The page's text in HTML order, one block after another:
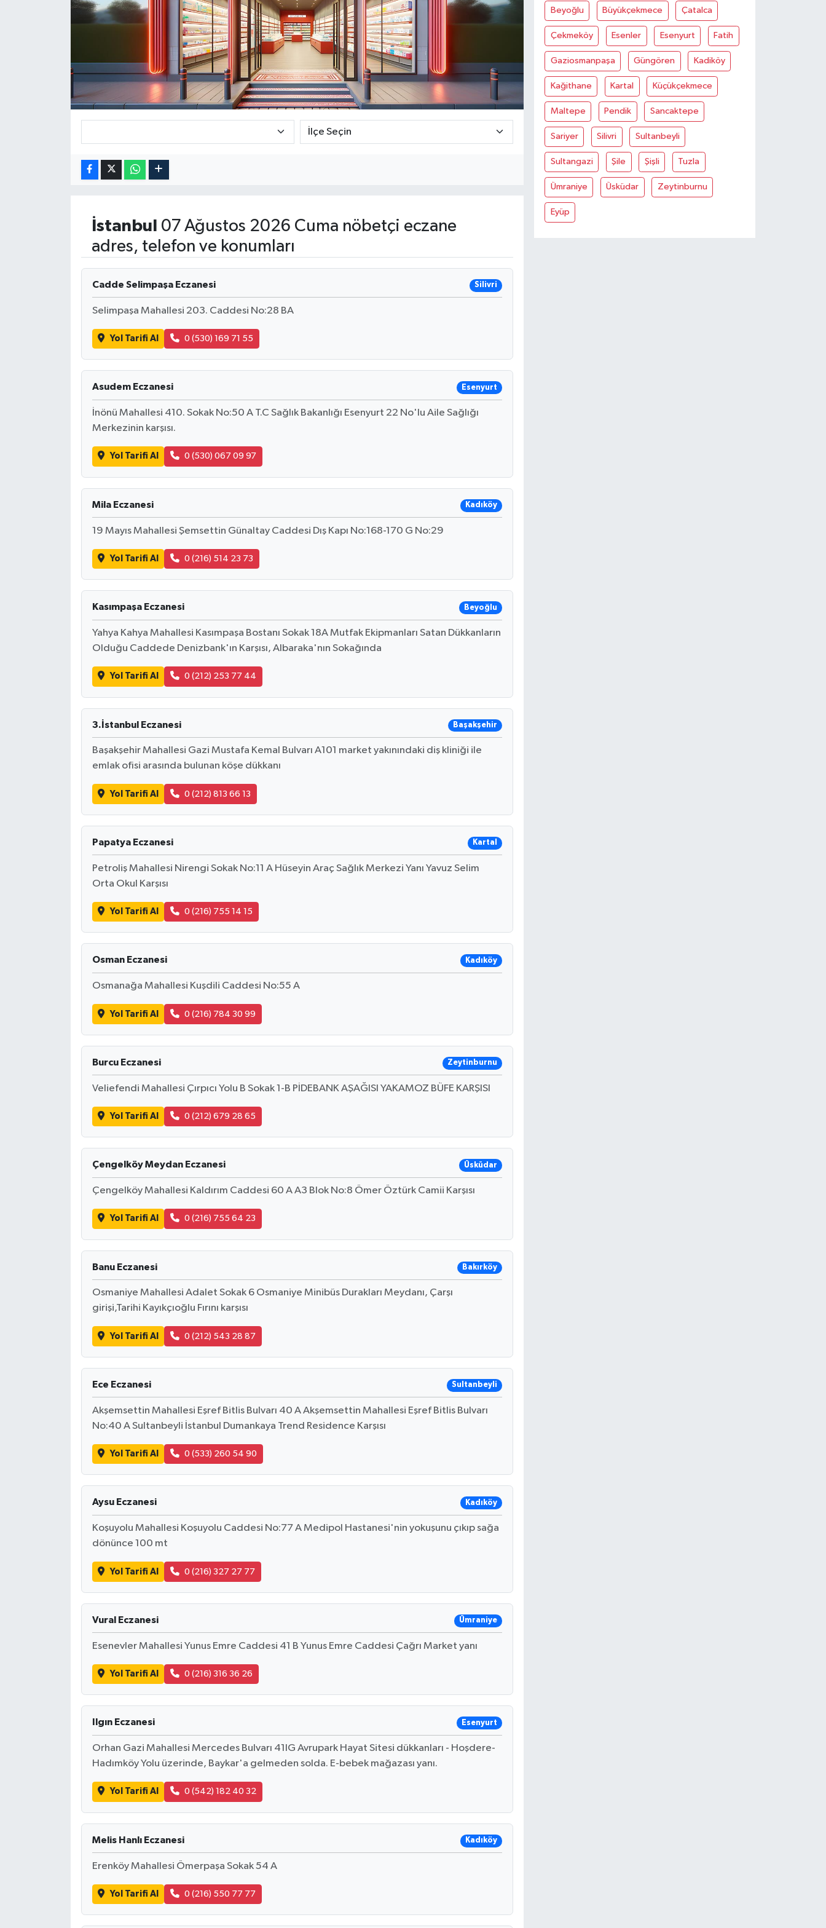
İstanbul 07 Ağustos 2026 Cuma nöbetçi eczane
adres, telefon ve konumları
Cadde Selimpaşa Eczanesi Silivri
Selimpaşa Mahallesi 203. Caddesi No:28 BA
Yol Tarifi Al 0 (530) 169 71 55
Asudem Eczanesi Esenyurt
İnönü Mahallesi 410. Sokak No:50 A T.C Sağlık Bakanlığı Esenyurt 22 No'lu Aile Sağlığı
Merkezinin karşısı.
Yol Tarifi Al 0 (530) 067 09 97
Mila Eczanesi Kadıköy
19 Mayıs Mahallesi Şemsettin Günaltay Caddesi Dış Kapı No:168-170 G No:29
Yol Tarifi Al 0 (216) 514 23 73
Kasımpaşa Eczanesi Beyoğlu
Yahya Kahya Mahallesi Kasımpaşa Bostanı Sokak 18A Mutfak Ekipmanları Satan Dükkanların
Olduğu Caddede Denizbank'ın Karşısı, Albaraka'nın Sokağında
Yol Tarifi Al 0 (212) 253 77 44
3.İstanbul Eczanesi Başakşehir
Başakşehir Mahallesi Gazi Mustafa Kemal Bulvarı A101 market yakınındaki diş kliniği ile
emlak ofisi arasında bulunan köşe dükkanı
Yol Tarifi Al 0 (212) 813 66 13
Papatya Eczanesi Kartal
Petroliş Mahallesi Nirengi Sokak No:11 A Hüseyin Araç Sağlık Merkezi Yanı Yavuz Selim
Orta Okul Karşısı
Yol Tarifi Al 0 (216) 755 14 15
Osman Eczanesi Kadıköy
Osmanağa Mahallesi Kuşdili Caddesi No:55 A
Yol Tarifi Al 0 (216) 784 30 99
Burcu Eczanesi Zeytinburnu
Veliefendi Mahallesi Çırpıcı Yolu B Sokak 1-B PİDEBANK AŞAĞISI YAKAMOZ BÜFE KARŞISI
Yol Tarifi Al 0 (212) 679 28 65
Çengelköy Meydan Eczanesi Üsküdar
Çengelköy Mahallesi Kaldırım Caddesi 60 A A3 Blok No:8 Ömer Öztürk Camii Karşısı
Yol Tarifi Al 0 (216) 755 64 23
Banu Eczanesi Bakırköy
Osmaniye Mahallesi Adalet Sokak 6 Osmaniye Minibüs Durakları Meydanı, Çarşı
girişi,Tarihi Kayıkçıoğlu Fırını karşısı
Yol Tarifi Al 0 (212) 543 28 87
Ece Eczanesi Sultanbeyli
Akşemsettin Mahallesi Eşref Bitlis Bulvarı 40 A Akşemsettin Mahallesi Eşref Bitlis Bulvarı
No:40 A Sultanbeyli İstanbul Dumankaya Trend Residence Karşısı
Yol Tarifi Al 0 (533) 260 54 90
Aysu Eczanesi Kadıköy
Koşuyolu Mahallesi Koşuyolu Caddesi No:77 A Medipol Hastanesi'nin yokuşunu çıkıp sağa
dönünce 100 mt
Yol Tarifi Al 0 (216) 327 27 77
Vural Eczanesi Ümraniye
Esenevler Mahallesi Yunus Emre Caddesi 41 B Yunus Emre Caddesi Çağrı Market yanı
Yol Tarifi Al 0 (216) 316 36 26
Ilgın Eczanesi Esenyurt
Orhan Gazi Mahallesi Mercedes Bulvarı 41IG Avrupark Hayat Sitesi dükkanları - Hoşdere-
Hadımköy Yolu üzerinde, Baykar'a gelmeden solda. E-bebek mağazası yanı.
Yol Tarifi Al 0 (542) 182 40 32
Melis Hanlı Eczanesi Kadıköy
Erenköy Mahallesi Ömerpaşa Sokak 54 A
Yol Tarifi Al 0 (216) 550 77 77
Beyoğlu Büyükçekmece Çatalca
Çekmeköy Esenler Esenyurt Fatih
Gaziosmanpaşa Güngören Kadiköy
Kağithane Kartal Küçükçekmece
Maltepe Pendik Sancaktepe
Sariyer Silivri Sultanbeyli
Sultangazi Şile Şişli Tuzla
Ümraniye Üsküdar Zeytinburnu
Eyüp